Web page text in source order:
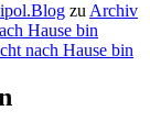
zuArchiv
Hause bin
nach Hause bin